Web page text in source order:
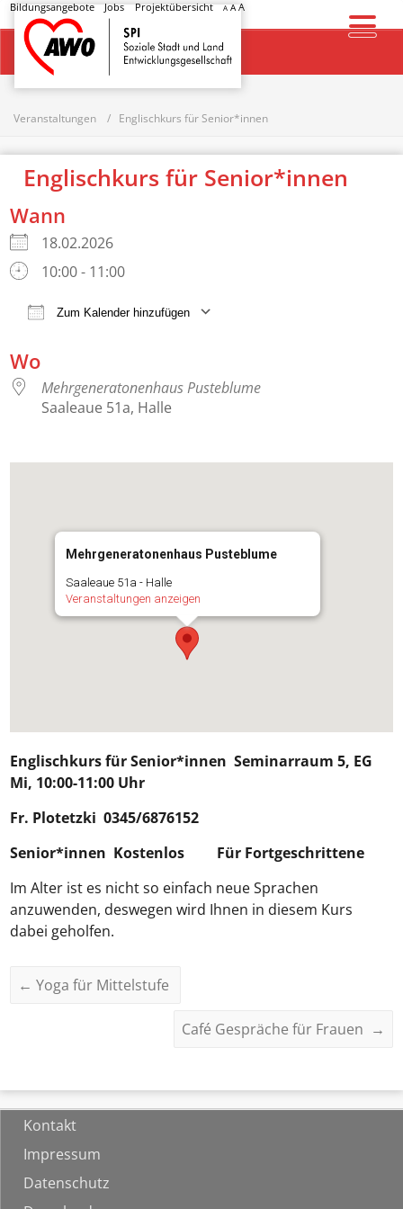
Bildungsangebote Jobs Projektübersicht A AA
Startseite
Veranstaltungen Englischkurs für Senior*innen
Englischkurs für Senior*innen
Wann
18.02.2026
10:00 - 11:00
Zum Kalender hinzufügen
Wo
Mehrgeneratonenhaus Pusteblume
Saaleaue 51a, Halle
Mehrgeneratonenhaus Pusteblume
Saaleaue 51a - Halle
Veranstaltungen anzeigen
Englischkurs für Senior*innenSeminarraum 5, EG
Mi, 10:00-11:00 Uhr
Fr. Plotetzki 0345/6876152
Senior*innen Kostenlos Für Fortgeschrittene
Im Alter ist es nicht so einfach neue Sprachen
anzuwenden, deswegen wird Ihnen in diesem Kurs
dabei geholfen.
← Yoga für Mittelstufe
Café Gespräche für Frauen →
Kontakt
Impressum
Datenschutz